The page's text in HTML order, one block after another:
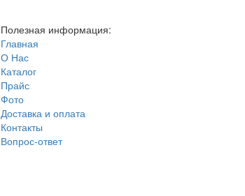
Полезная информация:
Главная
О Нас
Каталог
Прайс
Фото
Доставка и оплата
Контакты
Вопрос-ответ